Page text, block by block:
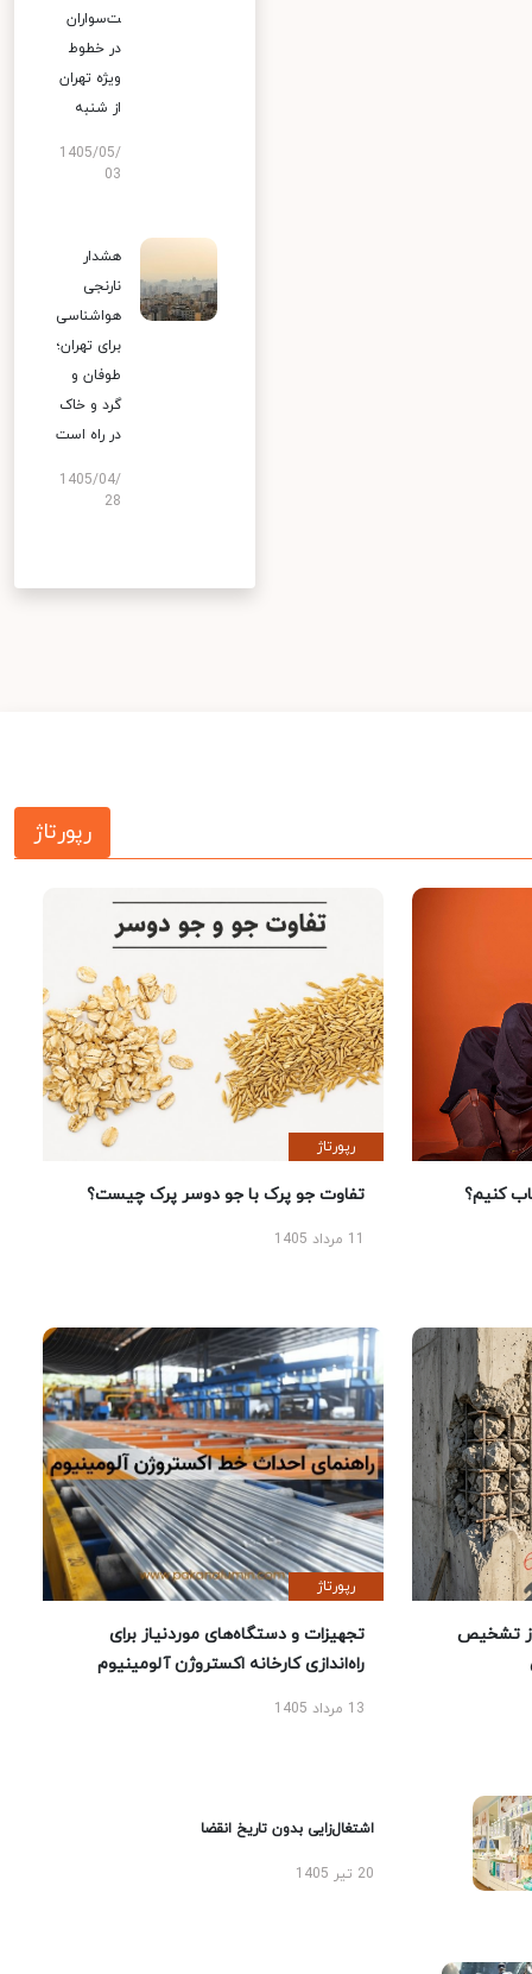
ت‌سواران
در خطوط
ویژه تهران
از شنبه
1405/05/
03
هشدار
نارنجی
هواشناسی
برای تهران؛
طوفان و
گرد و خاک
در راه است
1405/04/
28
رپورتاژ
کنیم؟
رپورتاژ
تفاوت جو پرک با جو دوسر پرک چیست؟
تشخیص
رپورتاژ
تجهیزات و دستگاه‌های موردنیاز برای
راه‌اندازی کارخانه اکستروژن آلومینیوم
13 مرداد 1405
اشتغال‌زایی بدون تاریخ انقضا
20 تیر 1405